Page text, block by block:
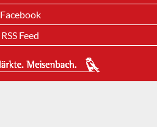
Facebook
RSS Feed